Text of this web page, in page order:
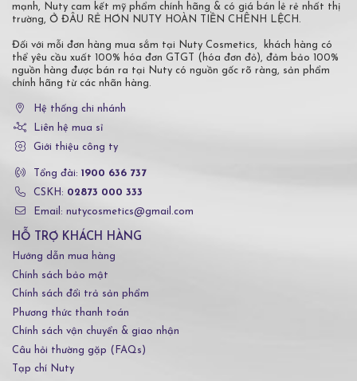
mạnh, Nuty cam kết mỹ phẩm chính hãng & có giá bán lẻ rẻ nhất thị
trường, Ở ĐÂU RẺ HƠN NUTY HOÀN TIỀN CHÊNH LỆCH.
Đối với mỗi đơn hàng mua sắm tại Nuty Cosmetics, khách hàng có
thể yêu cầu xuất 100% hóa đơn GTGT (hóa đơn đỏ), đảm bảo 100%
nguồn hàng được bán ra tại Nuty có nguồn gốc rõ ràng, sản phẩm
chính hãng từ các nhãn hàng.
Hệ thống chi nhánh
Liên hệ mua sỉ
Giới thiệu công ty
Tổng đài: 1900 636 737
CSKH: 02873 000 333
Email: nutycosmetics@gmail.com
HỖ TRỢ KHÁCH HÀNG
Hướng dẫn mua hàng
Chính sách bảo mật
Chính sách đổi trả sản phẩm
Phương thức thanh toán
Chính sách vận chuyển & giao nhận
Câu hỏi thường gặp (FAQs)
Tạp chí Nuty